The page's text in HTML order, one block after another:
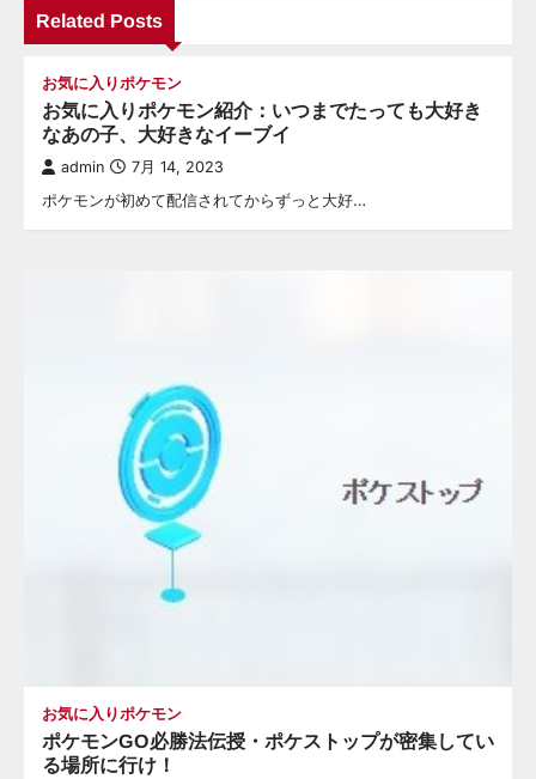
ー
シ
ョ
ン
Related Posts
お気に入りポケモン
お気に入りポケモン紹介：いつまでたっても大好き
なあの子、大好きなイーブイ
admin 7月 14, 2023
ポケモンが初めて配信されてからずっと大好…
お気に入りポケモン
ポケモンGO必勝法伝授・ポケストップが密集してい
る場所に行け！